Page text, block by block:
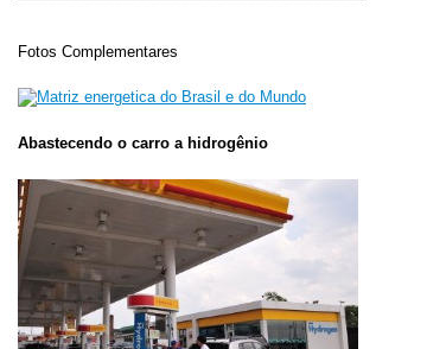
Fotos Complementares
Abastecendo o carro a hidrogênio